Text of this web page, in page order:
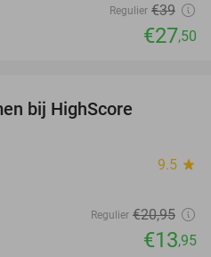
Regulier €39
€27,50
bij HighScore
9.5 star
Regulier €20,95
€13,95